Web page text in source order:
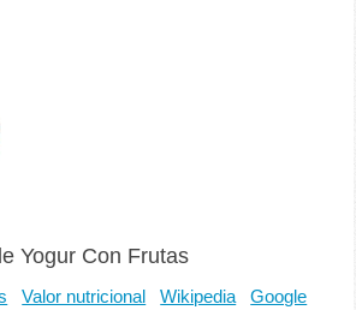
Yogur Con Frutas
Valor nutricional Wikipedia Google